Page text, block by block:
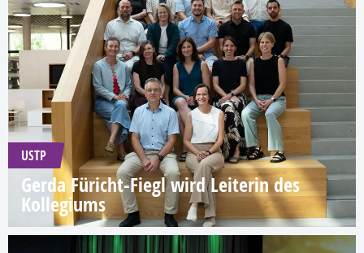
USTP
Gerda Füricht-Fiegl wird Leiterin des
Kollegiums